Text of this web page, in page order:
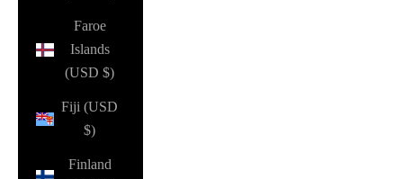
Faroe
Islands
(USD $)
Fiji (USD
$)
Finland